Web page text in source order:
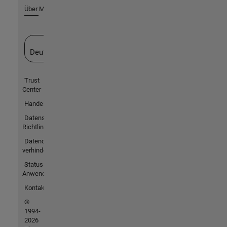
Über MathWorks
Deutschland
Trust
Center
Handelsmarken
Datenschutz-
Richtlinien
Datendiebstahl
verhindern
Status von
Anwendungen
Kontakt
©
1994-
2026